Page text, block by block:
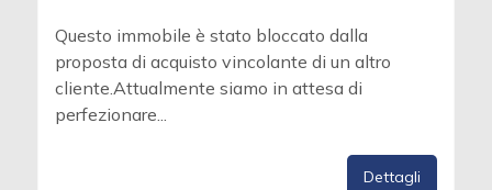
Questo immobile è stato bloccato dalla
proposta di acquisto vincolante di un altro
cliente.Attualmente siamo in attesa di
perfezionare...
Dettagli